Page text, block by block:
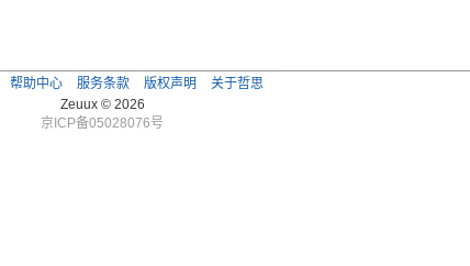
帮助中心 服务条款 版权声明
关于哲思
Zeuux © 2026
京ICP备05028076号